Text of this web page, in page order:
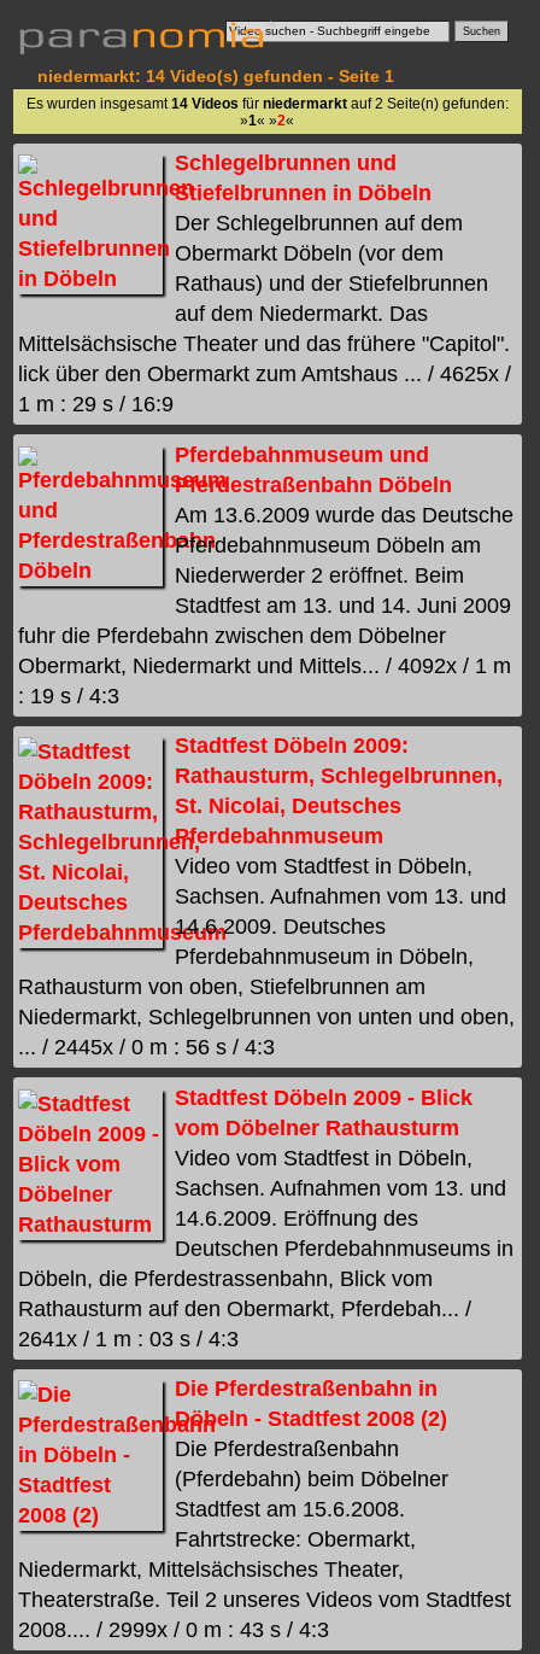
niedermarkt: 14 Video(s) gefunden - Seite 1
Es wurden insgesamt 14 Videos für niedermarktauf 2 Seite(n) gefunden:
»1« »2«
Schlegelbrunnen und
Stiefelbrunnen in Döbeln
Der Schlegelbrunnen auf dem
Obermarkt Döbeln (vor dem
Rathaus) und der Stiefelbrunnen
auf dem Niedermarkt. Das
Mittelsächsische Theater und das frühere "Capitol".
lick über den Obermarkt zum Amtshaus ... / 4625x /
1 m : 29 s / 16:9
Pferdebahnmuseum und
Pferdestraßenbahn Döbeln
Am 13.6.2009 wurde das Deutsche
Pferdebahnmuseum Döbeln am
Niederwerder 2 eröffnet. Beim
Stadtfest am 13. und 14. Juni 2009
fuhr die Pferdebahn zwischen dem Döbelner
Obermarkt, Niedermarkt und Mittels... / 4092x / 1 m
: 19 s / 4:3
Stadtfest Döbeln 2009:
Rathausturm, Schlegelbrunnen,
St. Nicolai, Deutsches
Pferdebahnmuseum
Video vom Stadtfest in Döbeln,
Sachsen. Aufnahmen vom 13. und
14.6.2009. Deutsches
Pferdebahnmuseum in Döbeln,
Rathausturm von oben, Stiefelbrunnen am
Niedermarkt, Schlegelbrunnen von unten und oben,
... / 2445x / 0 m : 56 s / 4:3
Stadtfest Döbeln 2009 - Blick
vom Döbelner Rathausturm
Video vom Stadtfest in Döbeln,
Sachsen. Aufnahmen vom 13. und
14.6.2009. Eröffnung des
Deutschen Pferdebahnmuseums in
Döbeln, die Pferdestrassenbahn, Blick vom
Rathausturm auf den Obermarkt, Pferdebah... /
2641x / 1 m : 03 s / 4:3
Die Pferdestraßenbahn in
Döbeln - Stadtfest 2008 (2)
Die Pferdestraßenbahn
(Pferdebahn) beim Döbelner
Stadtfest am 15.6.2008.
Fahrtstrecke: Obermarkt,
Niedermarkt, Mittelsächsisches Theater,
Theaterstraße. Teil 2 unseres Videos vom Stadtfest
2008.... / 2999x / 0 m : 43 s / 4:3